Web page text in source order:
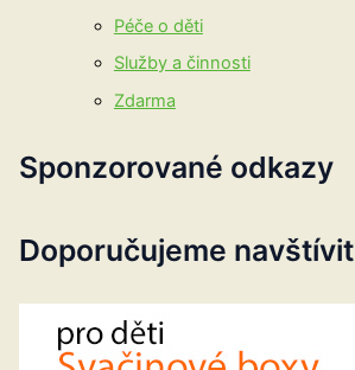
Péče o děti
Služby a činnosti
Zdarma
Sponzorované odkazy
Doporučujeme navštívit